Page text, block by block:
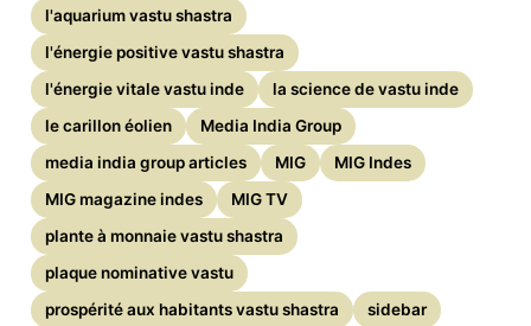
l'aquarium vastu shastra
l'énergie positive vastu shastra
l'énergie vitale vastu inde
la science de vastu inde
le carillon éolien
Media India Group
media india group articles
MIG
MIG Indes
MIG magazine indes
MIG TV
plante à monnaie vastu shastra
plaque nominative vastu
prospérité aux habitants vastu shastra
sidebar